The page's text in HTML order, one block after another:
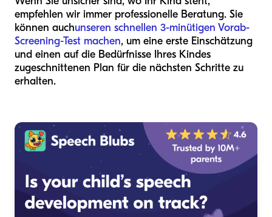
empfehlen wir immer professionelle Beratung. Sie
können auchunseren schnellen 3-minütigen Vorab-
Screening-Test machen, um eine erste Einschätzung
und einen auf die Bedürfnisse Ihres Kindes
zugeschnittenen Plan für die nächsten Schritte zu
erhalten.